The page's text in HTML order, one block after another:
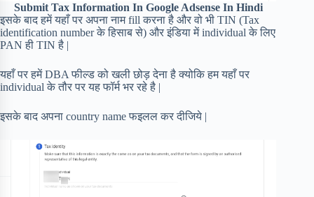
Submit Tax Information In Google Adsense In Hindi
इसके बाद हमें यहाँ पर अपना नाम fill करना है और वो भी TIN (Tax
identification number के हिसाब से) और इंडिया में individual के लिए
PAN ही TIN है |
यहाँ पर हमें DBA फील्ड को खली छोड़ देना है क्योकि हम यहाँ पर
individual के तौर पर यह फॉर्म भर रहे है |
इसके बाद अपना country name फइलल कर दीजिये |